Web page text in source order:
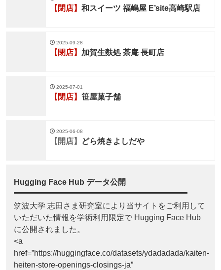
【閉店】 和スイーツ 福嶋屋 E’site高崎駅店
2025-09-28
【閉店】 加賀生麩処 茶庵 長町店
2025-07-01
【閉店】 笹屋菓子舗
2025-06-08
【開店】 どら焼きよしだや
Hugging Face Hub データ公開
筑波大学 志田さま研究室により当サイトをご利用して
いただいた情報を学術利用限定で Hugging Face Hub
に公開されました。
<a
href=”https://huggingface.co/datasets/ydadadada/kaiten-
heiten-store-openings-closings-ja”